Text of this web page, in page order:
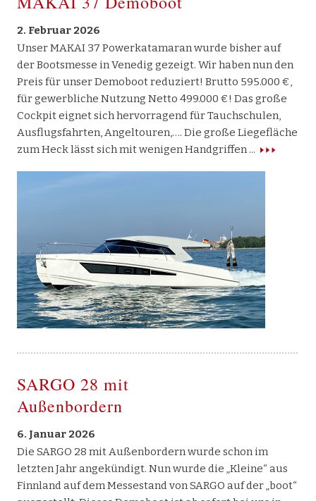
Sargo
Makai
X Shore
Bootshandel
Gebrauchtboote
Kontakt
2. Februar 2026
Unser MAKAI 37 Powerkatamaran wurde bisher auf
der Bootsmesse in Venedig gezeigt. Wir haben nun den
Preis für unser Demoboot reduziert! Brutto 595.000 €,
für gewerbliche Nutzung Netto 499.000 €! Das große
Cockpit eignet sich hervorragend für Tauchschulen,
Ausflugsfahrten, Angeltouren,…. Die große Liegefläche
zum Heck lässt sich mit wenigen Handgriffen
SARGO 28 mit
Außenbordern
6. Januar 2026
Die SARGO 28 mit Außenbordern wurde schon im
letzten Jahr angekündigt. Nun wurde die „Kleine“ aus
Finnland auf dem Messestand von SARGO auf der „boot“